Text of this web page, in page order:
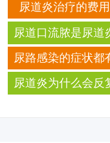
尿道炎治疗的费用
尿道口流脓是尿道
发生吗？
尿路感染的症状都
些呢？
尿道炎为什么会反